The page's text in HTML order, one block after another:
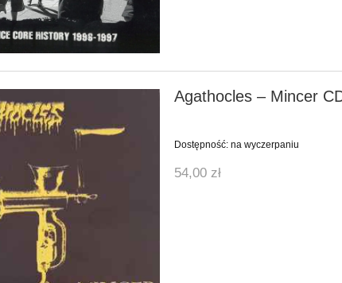
Agathocles ‎– Mincer
Dostępność: na wyczerpaniu
54,00 zł